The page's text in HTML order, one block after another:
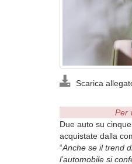
Scarica
Per
Due auto su
acquistate dalla
“Anche se il trend
l’automobile si